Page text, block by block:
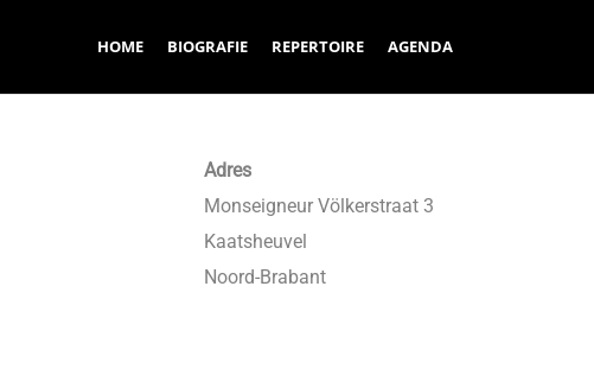
HOME BIOGRAFIE REPERTOIRE AGENDA
Adres
Monseigneur Völkerstraat 3
Kaatsheuvel
Noord-Brabant